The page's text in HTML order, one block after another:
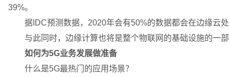
39%。
据IDC预测数据，2020年会有50%的数据都会在边缘云处
与此同时，边缘计算也将是整个物联网的基础设施的一
如何为5G业务发展做准备
什么是5G最热门的应用场景？